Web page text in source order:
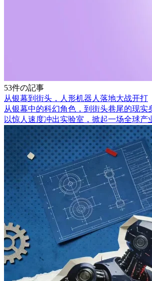
53件の記事
从银幕到街头，人形机器人落地大战开打
从银幕中的科幻角色，到街头巷尾的现实
以惊人速度冲出实验室，掀起一场全球产